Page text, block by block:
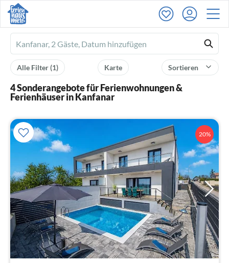
Ferienhausmiete
logo
Sortieren
Karte
Alle Filter(1)
4 Sonderangebote für Ferienwohnungen &
Ferienhäuser in Kanfanar
20%